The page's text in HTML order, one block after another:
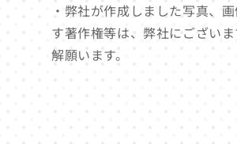
・弊社が作成しました写真、
す著作権等は、弊社にござい
解願います。